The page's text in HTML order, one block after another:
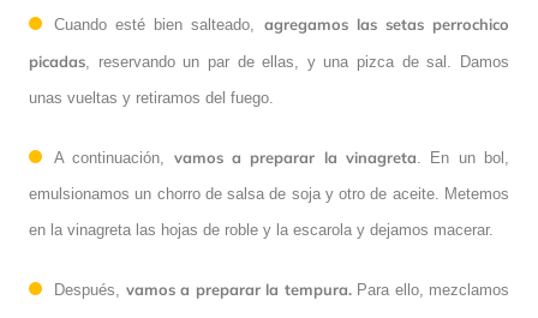
Cuando esté bien salteado, agregamos las setas perrochico
picadas , reservando un par de ellas, y una pizca de sal. Damos
unas vueltas y retiramos del fuego.
A continuación, vamos a preparar la vinagreta . En un bol,
emulsionamos un chorro de salsa de soja y otro de aceite. Metemos
en la vinagreta las hojas de roble y la escarola y dejamos macerar.
Después, vamos a preparar la tempura.Para ello, mezclamos